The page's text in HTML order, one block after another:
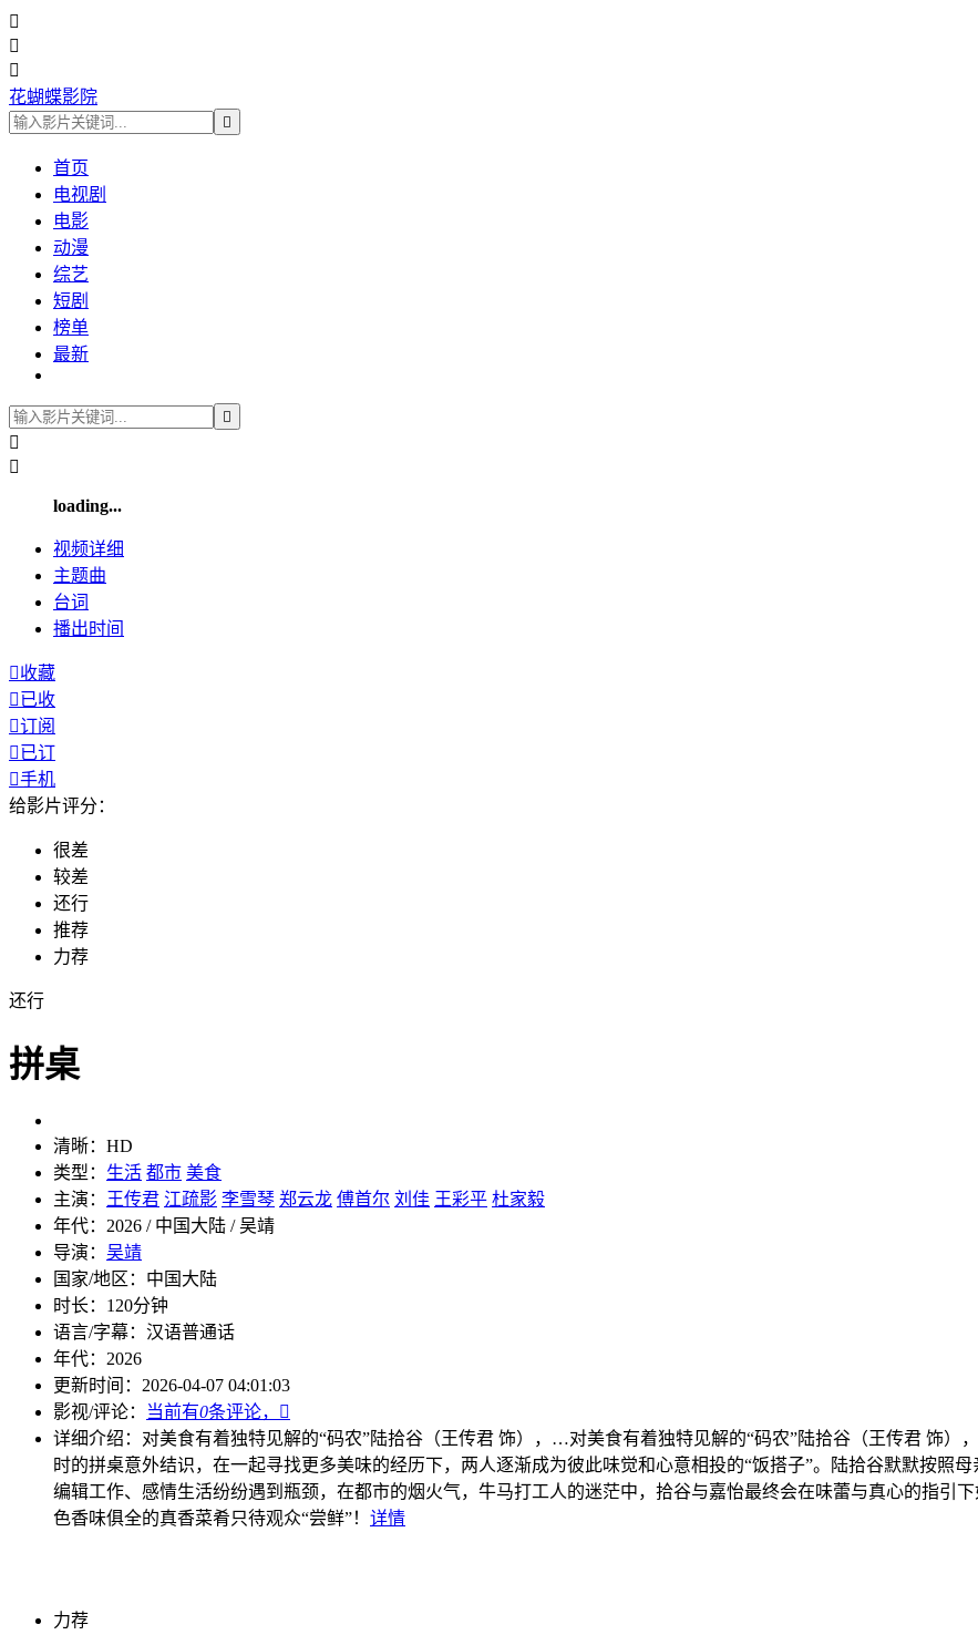



花蝴蝶影院

首页
电视剧
电影
动漫
综艺
短剧
榜单
最新



loading...
视频详细
主题曲
台词
播出时间
收藏
已收
订阅
已订
手机
给影片评分：
很差
较差
还行
推荐
力荐
还行
拼桌
清晰： HD
类型： 生活 都市 美食
主演：
王传君 江疏影 李雪琴 郑云龙 傅首尔 刘佳 王彩平 杜家毅
年代： 2026 / 中国大陆 / 吴靖
导演： 吴靖
国家/地区： 中国大陆
时长： 120分钟
语言/字幕： 汉语普通话
年代： 2026
更新时间： 2026-04-07 04:01:03
影视/评论：
当前有0条评论，

详细介绍： 对美食有着独特见解的“码农”陆拾谷（王传君 饰），…对美食有着独特见解的“码农”陆拾谷（王传君 饰）
时的拼桌意外结识，在一起寻找更多美味的经历下，两人逐渐成为彼此味觉和心意相投的“饭搭子”。陆拾谷默默按照
编辑工作、感情生活纷纷遇到瓶颈，在都市的烟火气，牛马打工人的迷茫中，拾谷与嘉怡最终会在味蕾与真心的指引
色香味俱全的真香菜肴只待观众“尝鲜”！ 详情
力荐